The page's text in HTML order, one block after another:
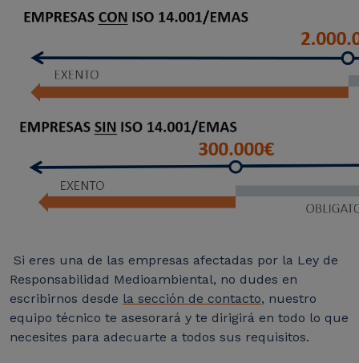
Si eres una de las empresas afectadas por la Ley de
Responsabilidad Medioambiental, no dudes en
escribirnos desde la sección de contacto, nuestro
equipo técnico te asesorará y te dirigirá en todo lo que
necesites para adecuarte a todos sus requisitos.